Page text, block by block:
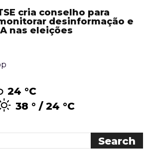
cria conselho para
desinformação e
nas eleições
24 °C
38 ° 24 °C